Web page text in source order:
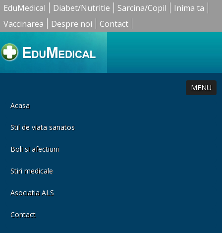
EduMedical Diabet/Nutritie Sarcina/Copil
Inima ta
Vaccinarea
Despre noi Contact
MENU
Acasa
Stil de viata sanatos
Boli si afectiuni
Stiri medicale
Asociatia ALS
Contact